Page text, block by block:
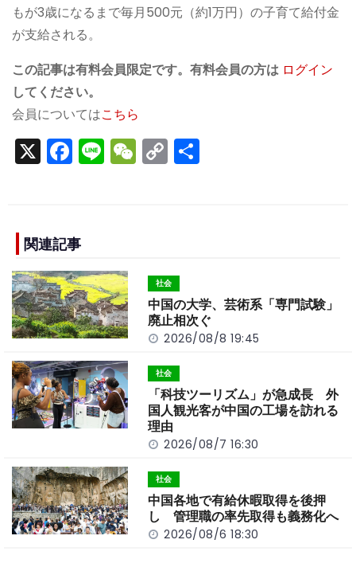
もが3歳になるまで毎月500元（約1万円）の子育て給付金
が支給される。
この記事は有料会員限定です。有料会員の方は ログイン
してください。
会員についてはこちら
X F
a
e
b
o
o
k
Li
n
W
e
C
o
n
k
関連記事
社会
中国の大学、芸術系「専門試験」
廃止相次ぐ
2026/08/8 19:45
社会
「科技ツーリズム」が急成長 外
国人観光客が中国の工場を訪れる
理由
2026/08/7 16:30
社会
中国各地で有給休暇取得を後押
し 管理職の率先取得も義務化へ
2026/08/6 18:30